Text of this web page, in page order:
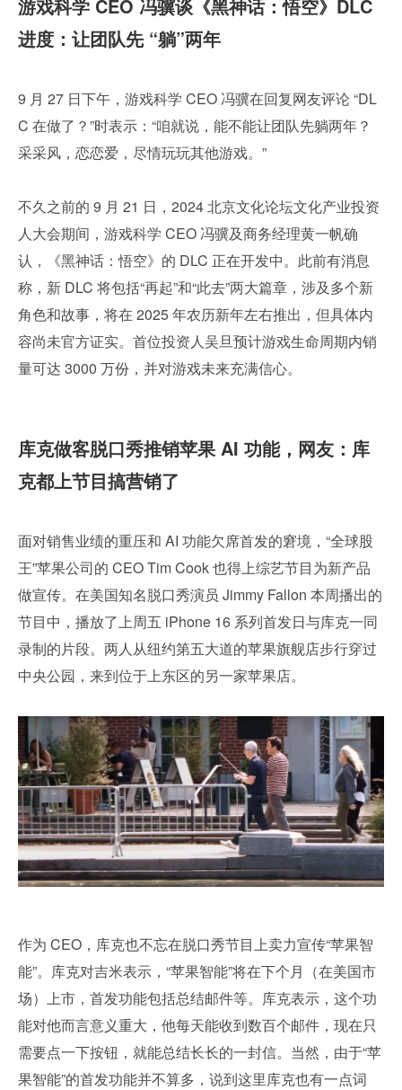
游戏科学 CEO 冯骥谈《黑神话：悟空》DLC
进度：让团队先 “躺”两年
9 月 27 日下午，游戏科学 CEO 冯骥在回复网友评论 “DL
C 在做了？”时表示：“咱就说，能不能让团队先躺两年？
采采风，恋恋爱，尽情玩玩其他游戏。”
不久之前的 9 月 21 日，2024 北京文化论坛文化产业投资
人大会期间，游戏科学 CEO 冯骥及商务经理黄一帆确
认，《黑神话：悟空》的 DLC 正在开发中。此前有消息
称，新 DLC 将包括“再起”和“此去”两大篇章，涉及多个新
角色和故事，将在 2025 年农历新年左右推出，但具体内
容尚未官方证实。首位投资人吴旦预计游戏生命周期内销
量可达 3000 万份，并对游戏未来充满信心。
库克做客脱口秀推销苹果 AI 功能，网友：库
克都上节目搞营销了
面对销售业绩的重压和 AI 功能欠席首发的窘境，“全球股
王”苹果公司的 CEO Tim Cook 也得上综艺节目为新产品
做宣传。在美国知名脱口秀演员 Jimmy Fallon 本周播出的
节目中，播放了上周五 iPhone 16 系列首发日与库克一同
录制的片段。两人从纽约第五大道的苹果旗舰店步行穿过
中央公园，来到位于上东区的另一家苹果店。
作为 CEO，库克也不忘在脱口秀节目上卖力宣传“苹果智
能”。库克对吉米表示，“苹果智能”将在下个月（在美国市
场）上市，首发功能包括总结邮件等。库克表示，这个功
能对他而言意义重大，他每天能收到数百个邮件，现在只
需要点一下按钮，就能总结长长的一封信。当然，由于“苹
果智能”的首发功能并不算多，说到这里库克也有一点词